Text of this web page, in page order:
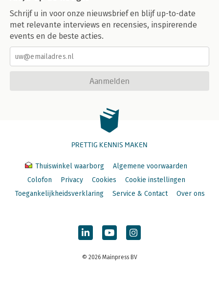
Schrijf u in voor onze nieuwsbrief en blijf up-to-date
met relevante interviews en recensies, inspirerende
events en de beste acties.
Aanmelden
PRETTIG KENNIS MAKEN
Thuiswinkel waarborg
Algemene voorwaarden
Colofon
Privacy Cookies
Cookie instellingen
Toegankelijkheidsverklaring
Service & Contact Over ons
© 2026 Mainpress BV